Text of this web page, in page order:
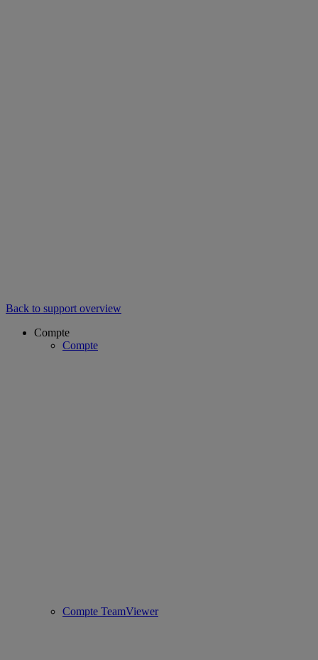
Back to support overview
Compte
Compte
Compte TeamViewer